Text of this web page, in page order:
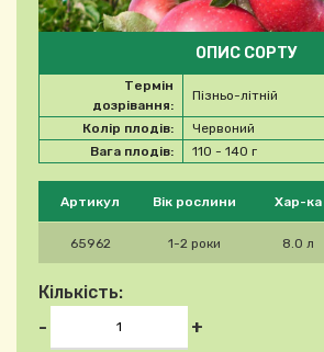
Будь ласка, виберіть продукт
Артикул Вік рослини Хар-ка
65962 1-2 роки 8.0 л
Кількість:
-
+
ОПИС СОРТУ
Термін
дозрівання:
Пізньо-літній
Колір плодів:
Червоний
Вага плодів:
110 - 140 г